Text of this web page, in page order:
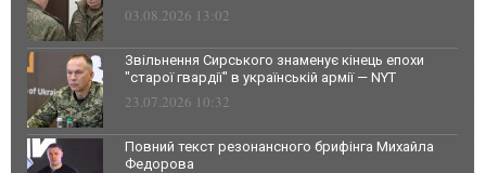
03.08.2026 13:02
Звільнення Сирського знаменує кінець епохи
"старої гвардії" в українській армії — NYT
23.07.2026 10:32
Повний текст резонансного брифінга Михайла
Федорова